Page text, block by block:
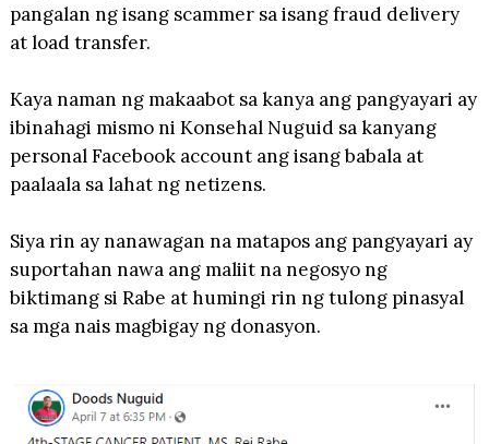
pangalan ng isang scammer sa isang fraud delivery
at load transfer.
Kaya naman ng makaabot sa kanya ang pangyayari ay
ibinahagi mismo ni Konsehal Nuguid sa kanyang
personal Facebook account ang isang babala at
paalaala sa lahat ng netizens.
Siya rin ay nanawagan na matapos ang pangyayari ay
suportahan nawa ang maliit na negosyo ng
biktimang si Rabe at humingi rin ng tulong pinasyal
sa mga nais magbigay ng donasyon.